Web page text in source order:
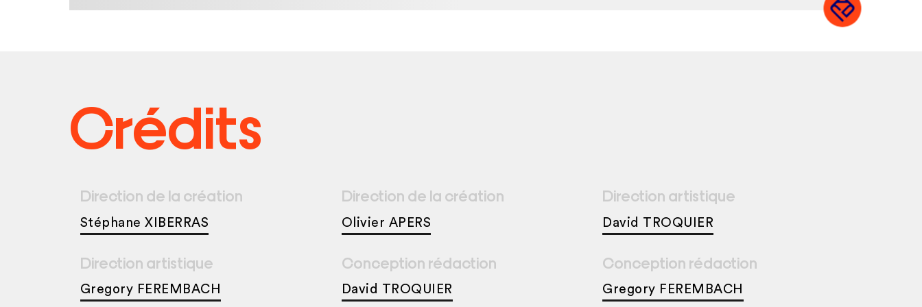
Crédits
Direction de la création
Stéphane XIBERRAS
Direction de la création
Olivier APERS
Direction artistique
David TROQUIER
Direction artistique
Gregory FEREMBACH
Conception rédaction
David TROQUIER
Conception rédaction
Gregory FEREMBACH